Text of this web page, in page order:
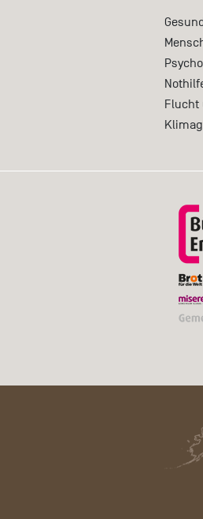
Flucht